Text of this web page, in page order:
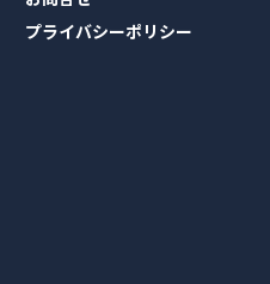
プライバシーポリシー